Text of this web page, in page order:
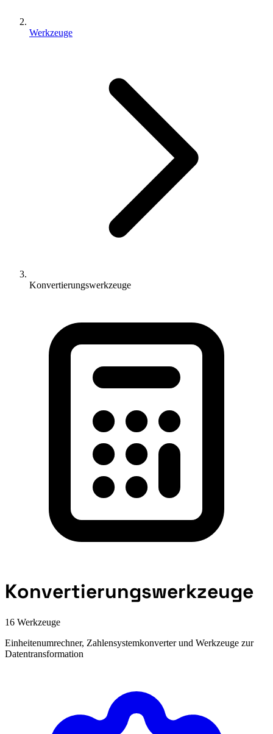
Werkzeuge
Konvertierungswerkzeuge
Konvertierungswerkzeuge
16 Werkzeuge
Einheitenumrechner, Zahlensystemkonverter und Werkzeuge zur
Datentransformation